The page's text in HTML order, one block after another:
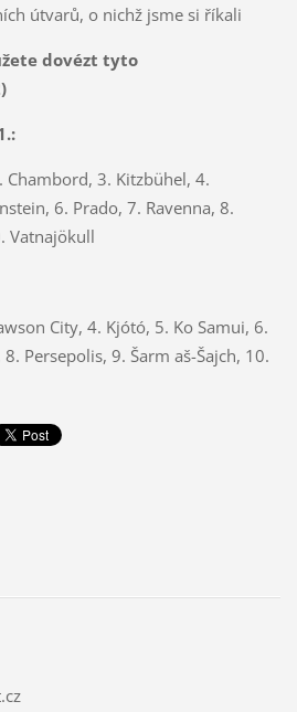
útvarů, o nichž jsme si říkali
dovézt tyto
Chambord, 3. Kitzbühel, 4.
, 6. Prado, 7. Ravenna, 8.
Vatnajökull
City, 4. Kjótó, 5. Ko Samui, 6.
8. Persepolis, 9. Šarm aš-Šajch, 10.